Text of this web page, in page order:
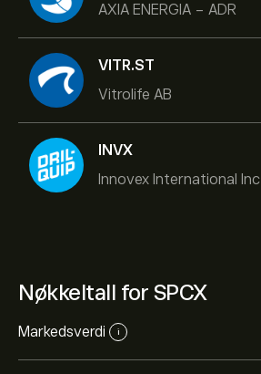
AXIA ENERGIA - ADR
VITR.ST
Vitrolife AB
INVX
Innovex International Inc
Nøkkeltall for SPCX
Markedsverdi i